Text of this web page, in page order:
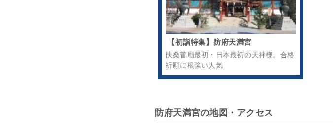
【初詣特集】防府天満宮
扶桑菅廟最初・日本最初の天神様。合格
祈願に根強い人気
防府天満宮の地図・アクセス